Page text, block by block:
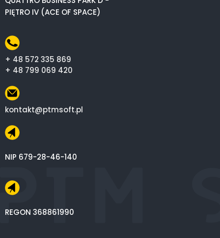
PIĘTRO IV (ACE OF SPACE)
+ 48 572 335 869
+ 48 799 069 420
kontakt@ptmsoft.pl
NIP 679-28-46-140
REGON 368861990